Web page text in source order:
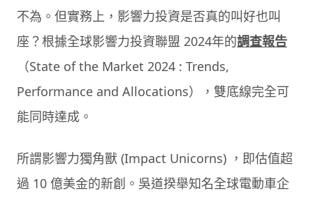
不為。但實務上，影響力投資是否真的叫好也叫
座？根據全球影響力投資聯盟 2024年的調查報告
（State of the Market 2024 : Trends,
Performance and Allocations），雙底線完全可
能同時達成。
所謂影響力獨角獸 (Impact Unicorns) ，即估值超
過 10 億美金的新創。吳道揆舉知名全球電動車企